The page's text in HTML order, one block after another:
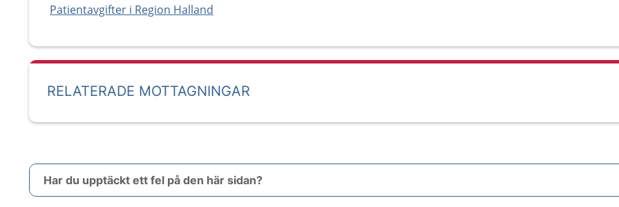
Patientavgifter i Region Halland
RELATERADE MOTTAGNINGAR
Har du upptäckt ett fel på den här sidan?